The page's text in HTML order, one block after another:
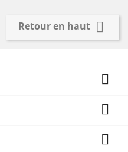
Retour en haut 


